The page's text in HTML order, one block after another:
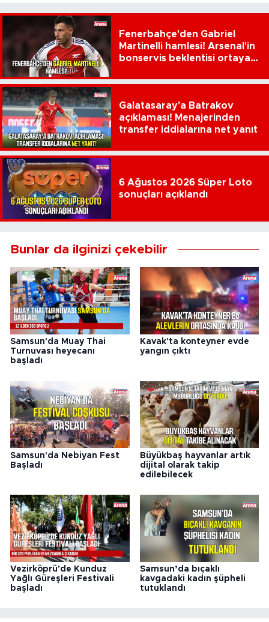
Fenerbahçe'den Gabriel
Martinelli hamlesi! Arsenal'in
bonservis beklentisi ortaya
Galatasaray'a Batrakov
açıklaması! Menajerinden
transfer iddialarına net yanıt
6 Ağustos 2026 Süper Loto
sonuçları açıklandı
Bunlar da ilginizi çekebilir
Samsun'da Muay Thai
Turnuvası heyecanı
başladı
Kavak'ta konteyner evde
yangın çıktı
Samsun'da Nebiyan Fest
Başladı
Büyükbaş hayvanlar artık
dijital olarak takip
edilebilecek
Vezirköprü'de Kunduz
Yağlı Güreşleri Festivali
başladı
Samsun’da bıçaklı
kavgadaki kadın şüpheli
tutuklandı